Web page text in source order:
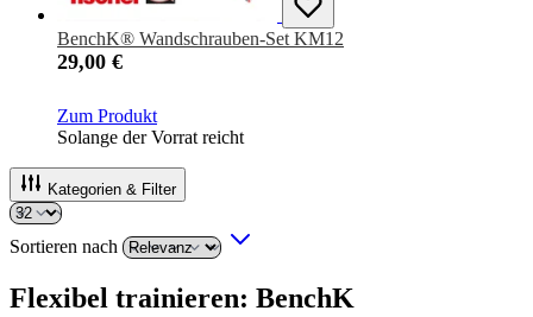
BenchK® Wandschrauben-Set KM12
29,00 €
Zum Produkt
Solange der Vorrat reicht
Kategorien & Filter
Sortieren nach
Flexibel trainieren: BenchK